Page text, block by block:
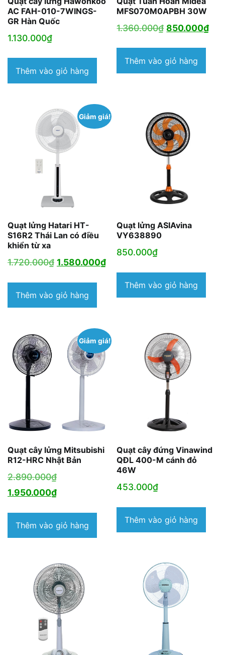
AC FAH-010-7WINGS-
GR Hàn Quốc
1.130.000₫
Thêm vào giỏ hàng
MFS070M0APBH 30W
1.360.000₫ Giá
là:
1.360.000₫.
850.000₫Giá
Thêm vào giỏ hàng
Giảm giá!
Quạt lửng Hatari HT-
S16R2 Thái Lan có điều
khiển từ xa
1.720.000₫ Giá
là:
1.720.000₫.
1.580.000₫Giá
Thêm vào giỏ hàng
Quạt lửng ASIAvina
VY638890
850.000₫
Thêm vào giỏ hàng
Giảm giá!
Quạt cây lửng Mitsubishi
R12-HRC Nhật Bản
2.890.000₫Giá
gốc
2.890.000₫.
1.950.000₫Giá
tại
là:
Thêm vào giỏ hàng
Quạt cây đứng Vinawind
QĐL 400-M cánh đỏ
46W
453.000₫
Thêm vào giỏ hàng